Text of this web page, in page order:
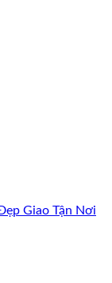
Giao Tận Nơi